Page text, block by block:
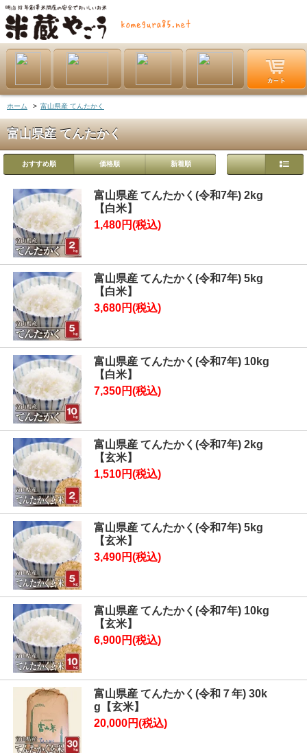
ホーム > 富山県産 てんたかく
富山県産 てんたかく
おすすめ順 価格順 新着順
富山県産 てんたかく(令和7年) 2kg
【白米】
1,480円(税込)
富山県産 てんたかく(令和7年) 5kg
【白米】
3,680円(税込)
富山県産 てんたかく(令和7年) 10kg
【白米】
7,350円(税込)
富山県産 てんたかく(令和7年) 2kg
【玄米】
1,510円(税込)
富山県産 てんたかく(令和7年) 5kg
【玄米】
3,490円(税込)
富山県産 てんたかく(令和7年) 10kg
【玄米】
6,900円(税込)
富山県産 てんたかく(令和７年) 30k
g【玄米】
20,000円(税込)